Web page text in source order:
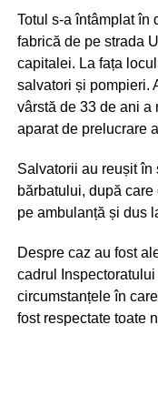
Totul s-a întâmplat în
fabrică de pe strada
capitalei. La fața
salvatori și pompieri.
vârstă de 33 de ani a
aparat de prelucrare
Salvatorii au reușit în
bărbatului, după
pe ambulanță și dus
Despre caz au fost
cadrul
circumstanțele în
fost respectate toate